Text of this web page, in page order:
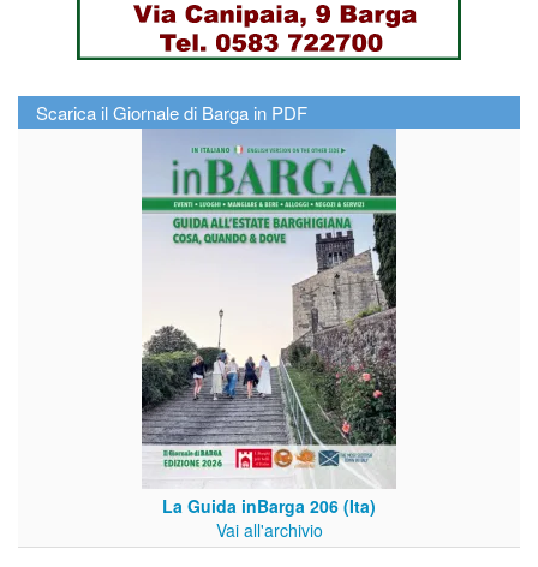
Scarica il Giornale di Barga in PDF
La Guida inBarga 206 (Ita)
Vai all'archivio